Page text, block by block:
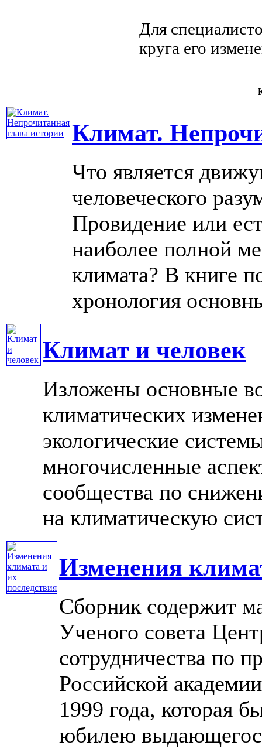
Для
круга его
Климат.
Что является
человеческого
Провидение или
наиболее полной
климата? В книге
хронология
Климат и человек
Изложены основные
климатических
экологические
многочисленные
сообщества по
на климатическую
Изменения
Сборник содержит
Ученого совета
сотрудничества по
Российской
1999 года, которая
юбилею